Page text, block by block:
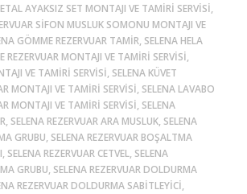
AYAKSIZ SET MONTAJI VE TAMIRI SERVISI,
SIFON MUSLUK SOMONU MONTAJI VE
GÖMME REZERVUAR TAMIR, SELENA HELA
REZERVUAR MONTAJI VE TAMIRI SERVISI,
VE TAMIRI SERVISI, SELENA KÜVET
MONTAJI VE TAMIRI SERVISI, SELENA LAVABO
MONTAJI VE TAMIRI SERVISI, SELENA
SELENA REZERVUAR ARA MUSLUK, SELENA
GRUBU, SELENA REZERVUAR BOŞALTMA
REZERVUAR CETVEL, SELENA
GRUBU, SELENA REZERVUAR DOLDURMA
REZERVUAR DOLDURMA SABITLEYICI,